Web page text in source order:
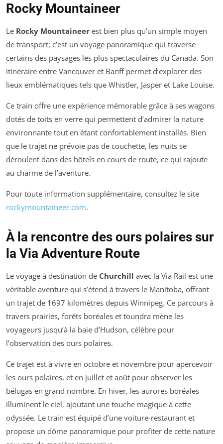
Rocky Mountaineer
Le Rocky Mountaineer est bien plus qu’un simple moyen
de transport; c’est un voyage panoramique qui traverse
certains des paysages les plus spectaculaires du Canada. Son
itinéraire entre Vancouver et Banff permet d’explorer des
lieux emblématiques tels que Whistler, Jasper et Lake Louise.
Ce train offre une expérience mémorable grâce à ses wagons
dotés de toits en verre qui permettent d’admirer la nature
environnante tout en étant confortablement installés. Bien
que le trajet ne prévoie pas de couchette, les nuits se
déroulent dans des hôtels en cours de route, ce qui rajoute
au charme de l’aventure.
Pour toute information supplémentaire, consultez le site
rockymountaineer.com.
À la rencontre des ours polaires sur
la Via Adventure Route
Le voyage à destination de Churchill avec la Via Rail est une
véritable aventure qui s’étend à travers le Manitoba, offrant
un trajet de 1697 kilomètres depuis Winnipeg. Ce parcours à
travers prairies, forêts boréales et toundra mène les
voyageurs jusqu’à la baie d’Hudson, célèbre pour
l’observation des ours polaires.
Ce trajet est à vivre en octobre et novembre pour apercevoir
les ours polaires, et en juillet et août pour observer les
bélugas en grand nombre. En hiver, les aurores boréales
illuminent le ciel, ajoutant une touche magique à cette
odyssée. Le train est équipé d’une voiture-restaurant et
propose un dôme panoramique pour profiter de cette nature